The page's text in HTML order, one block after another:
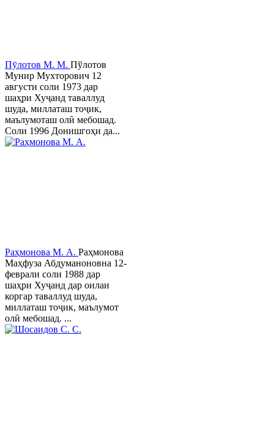
Пӯлотов М. М. Пўлотов
Мунир Мухторович 12
августи соли 1973 дар
шаҳри Хуҷанд таваллуд
шуда, миллаташ тоҷик,
маълумоташ олӣ мебошад.
Соли 1996 Донишгоҳи да...
Раҳмонова М. А. Раҳмонова
Маҳфуза Абдуманоновна 12-
феврали соли 1988 дар
шаҳри Хуҷанд дар оилаи
коргар таваллуд шуда,
миллаташ тоҷик, маълумот
олӣ мебошад. ...